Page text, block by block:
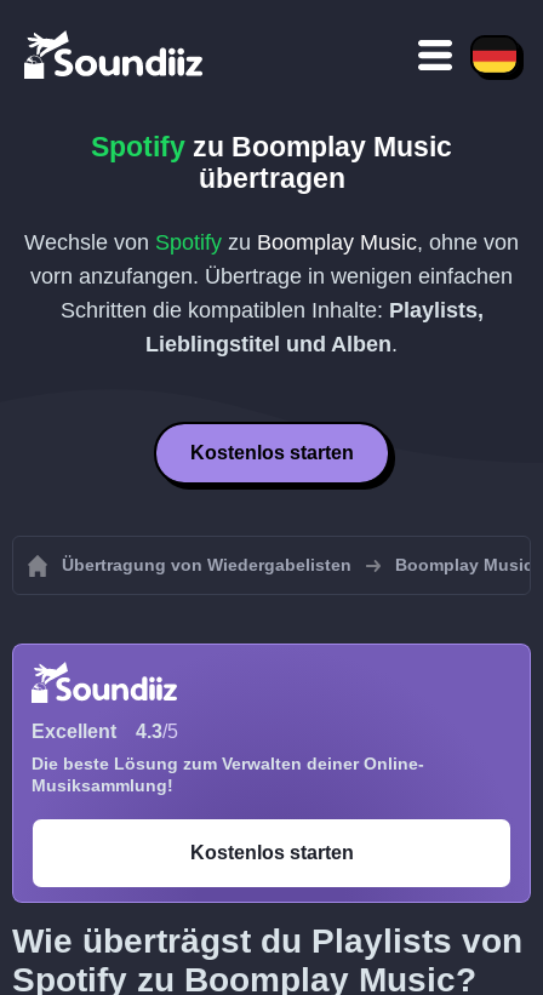
Spotify zu Boomplay Music
übertragen
Wechsle von Spotify zu Boomplay Music, ohne von
vorn anzufangen. Übertrage in wenigen einfachen
Schritten die kompatiblen Inhalte: Playlists,
Lieblingstitel und Alben.
Kostenlos starten
Übertragung von Wiedergabelisten Boomplay Music
Excellent 4.3/5
Die beste Lösung zum Verwalten deiner Online-
Musiksammlung!
Kostenlos starten
Wie überträgst du Playlists von
Spotify zu Boomplay Music?